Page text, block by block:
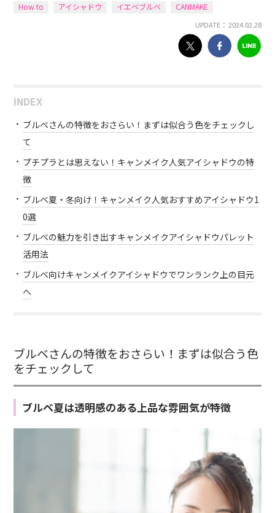
How to
アイシャドウ イエベブルベ CANMAKE
UPDATE： 2024.02.28
INDEX
ブルベさんの特徴をおさらい！まずは似合う色をチェックし
て
プチプラとは思えない！キャンメイク人気アイシャドウの特
徴
ブルベ夏・冬向け！キャンメイク人気おすすめアイシャドウ1
0選
ブルベの魅力を引き出すキャンメイクアイシャドウパレット
活用法
ブルベ向けキャンメイクアイシャドウでワンランク上の目元
へ
ブルベさんの特徴をおさらい！まずは似合う色
をチェックして
ブルベ夏は透明感のある上品な雰囲気が特徴